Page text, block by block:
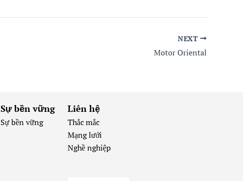
NEXT
Motor Oriental
Sự bền vững
Sự bền vững
Liên hệ
Thắc mắc
Mạng lưới
Nghề nghiệp